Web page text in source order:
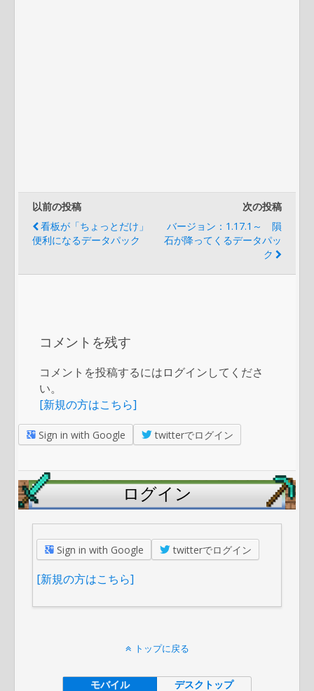
以前の投稿
看板が「ちょっとだけ」
便利になるデータパック
次の投稿
バージョン：1.17.1～ 隕
石が降ってくるデータパッ
ク
コメントを残す
コメントを投稿するにはログインしてくださ
い。
[新規の方はこちら]
Sign in with Google twitterでログイン
ログイン
Sign in with Google twitterでログイン
[新規の方はこちら]
トップに戻る
モバイル デスクトップ